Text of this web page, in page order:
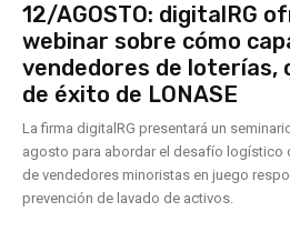
12/AGOSTO: digitalRG
webinar sobre cómo
vendedores de loterías,
de éxito de LONASE
La firma digitalRG presentará un
agosto para abordar el desafío logístico
de vendedores minoristas en juego
prevención de lavado de activos.